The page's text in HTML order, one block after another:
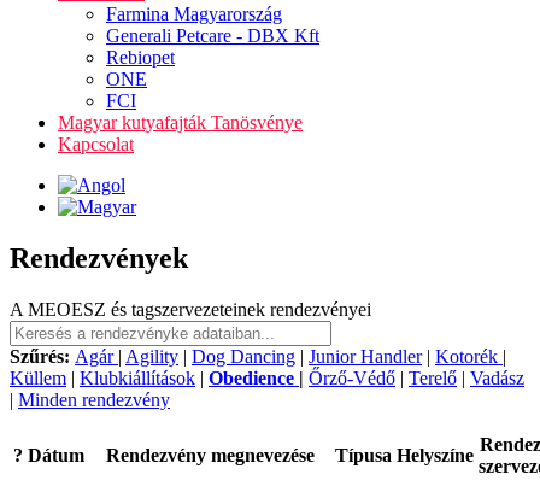
Farmina Magyarország
Generali Petcare - DBX Kft
Rebiopet
ONE
FCI
Magyar kutyafajták Tanösvénye
Kapcsolat
Rendezvények
A MEOESZ és tagszervezeteinek rendezvényei
Szűrés: Agár | Agility | Dog Dancing | Junior Handler| Kotorék |
Küllem | Klubkiállítások | Obedience | Őrző-Védő | Terelő | Vadász
| Minden rendezvény
? Dátum Rendezvény megnevezése Típusa Helyszíne